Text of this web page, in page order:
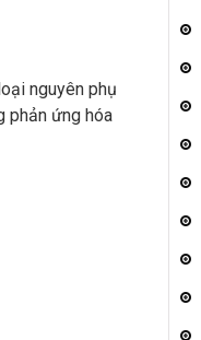
nguyên phụ
phản ứng hóa